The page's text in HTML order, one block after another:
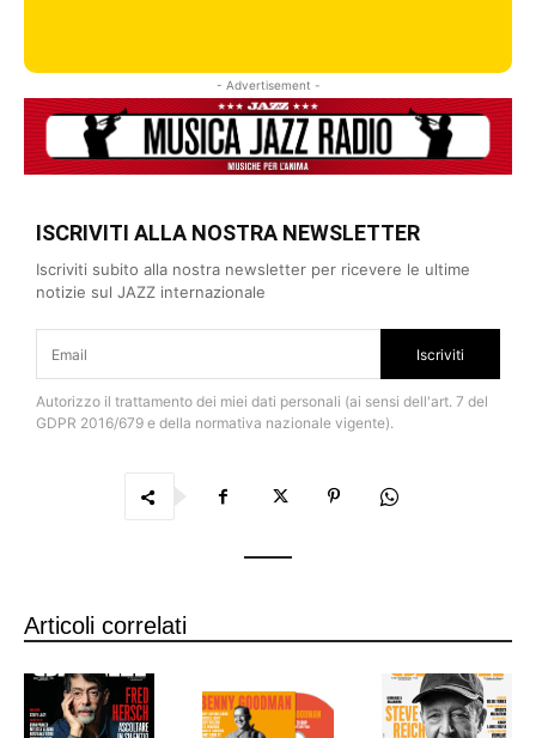
- Advertisement -
ISCRIVITI ALLA NOSTRA NEWSLETTER
Iscriviti subito alla nostra newsletter per ricevere le ultime
notizie sul JAZZ internazionale
Iscriviti
Autorizzo il trattamento dei miei dati personali (ai sensi dell'art. 7 del
GDPR 2016/679 e della normativa nazionale vigente).
Articoli correlati